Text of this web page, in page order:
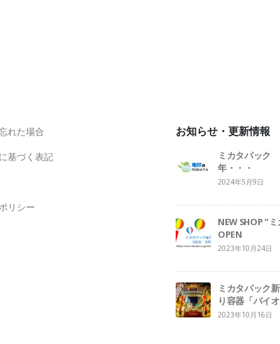
れた場合
基づく表記
リシー
お知らせ・更新情報
ミカタパック
年・・・
2024年5月9日
NEW SHOP ”
OPEN
2023年10月24日
ミカタパック
り容器「バイ
2023年10月16日